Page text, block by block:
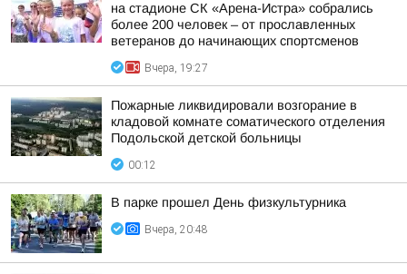
на стадионе СК «Арена-Истра» собрались
более 200 человек – от прославленных
ветеранов до начинающих спортсменов
Вчера, 19:27
Пожарные ликвидировали возгорание в
кладовой комнате соматического отделения
Подольской детской больницы
00:12
В парке прошел День физкультурника
Вчера, 20:48